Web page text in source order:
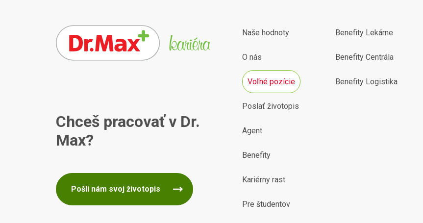
Chceš pracovať v Dr.
Max?
Pošli nám svoj životopis
Naše hodnoty
O nás
Voľné pozície
Poslať životopis
Agent
Benefity
Kariérny rast
Pre študentov
Benefity Lekárne
Benefity Centrála
Benefity Logistika